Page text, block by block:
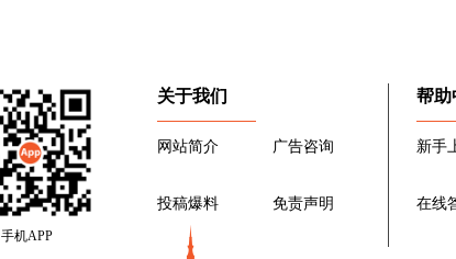
手机APP
关于我们
网站简介 广告咨询
投稿爆料 免责声明
帮助
新手
在线